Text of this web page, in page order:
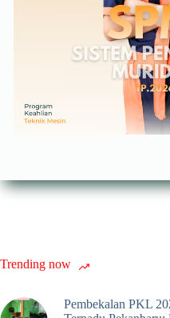
Trending now
Pembekalan PKL